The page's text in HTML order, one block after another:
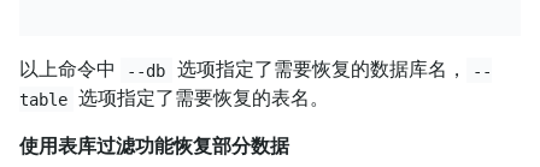
以上命令中 --db 选项指定了需要恢复的数据库名，
--
table 选项指定了需要恢复的表名。
使用表库过滤功能恢复部分数据